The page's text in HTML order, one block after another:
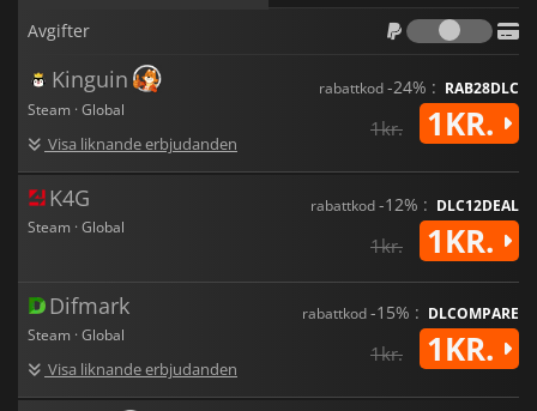
Avgifter
Kinguin
Steam · Global
Visa liknande erbjudanden
rabattkod-24% : RAB28DLC
1kr. 1KR.
K4G
Steam · Global
rabattkod-12% : DLC12DEAL
1kr. 1KR.
Difmark
Steam · Global
Visa liknande erbjudanden
rabattkod-15% : DLCOMPARE
1kr. 1KR.